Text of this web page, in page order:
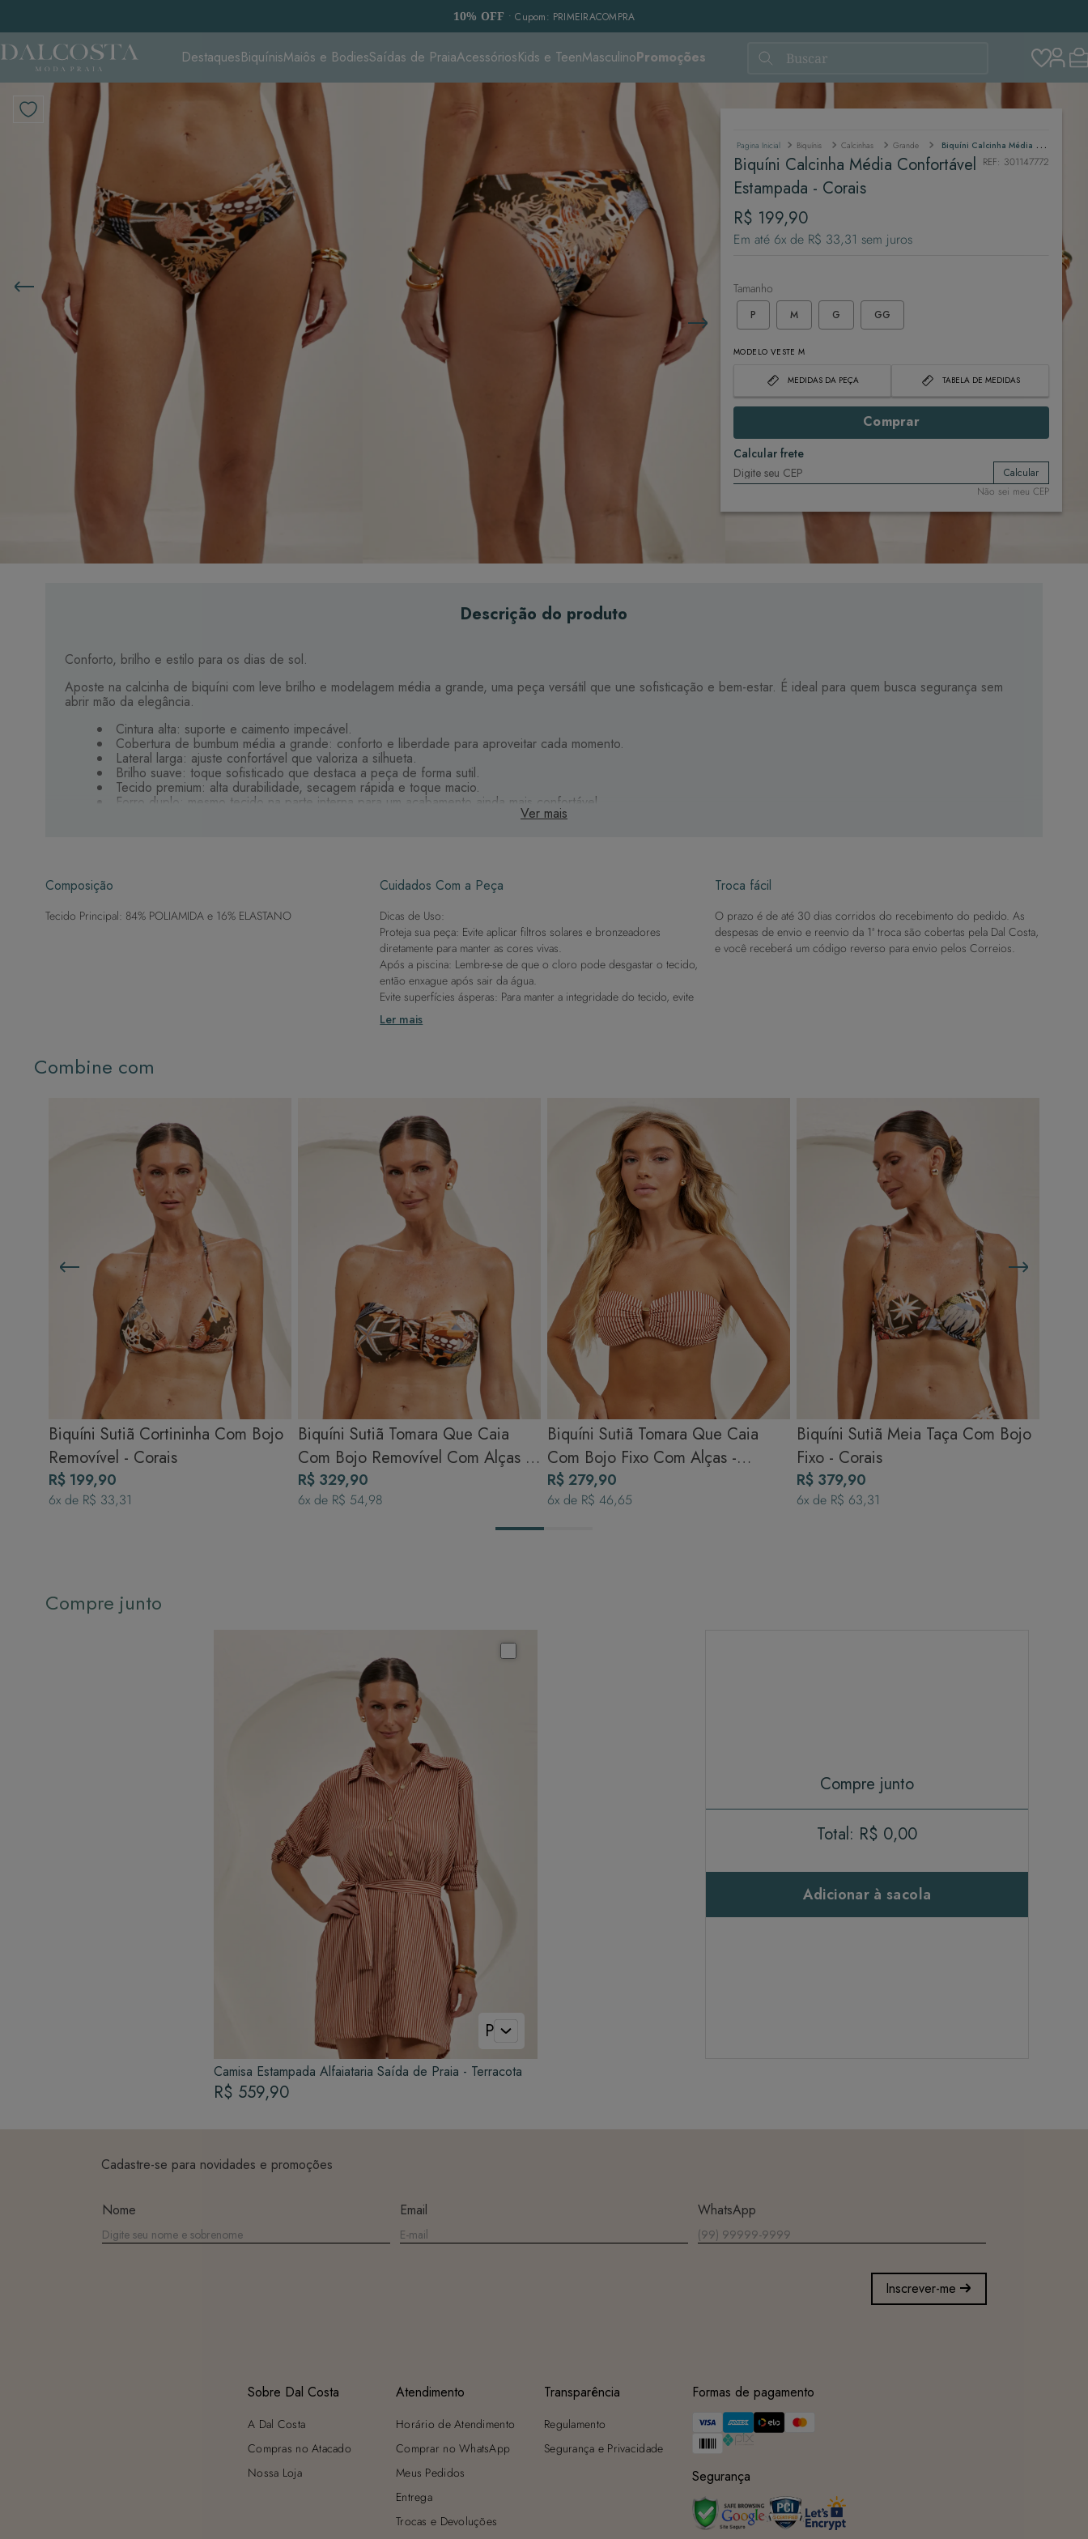
10% OFF • Cupom: PRIMEIRACOMPRA
DestaquesBiquínisMaiôs e BodiesSaídas de PraiaAcessóriosKids e TeenMasculinoPromoções Buscar
Biquínis Calcinhas Grande Biquíni Calcinha Média Confortável Estampada - Corais
Biquíni Calcinha Média Confortável
Estampada - Corais
R$ 199,90
Em até 6x de R$ 33,31 sem juros
REF: 301147772
Tamanho
P M G GG
MODELO VESTE M
MEDIDAS DA PEÇA TABELA DE MEDIDAS
Comprar
Calcular frete
Calcular
Não sei meu CEP
Descrição do produto
Conforto, brilho e estilo para os dias de sol.
Aposte na calcinha de biquíni com leve brilho e modelagem média a grande, uma peça versátil que une sofisticação e bem-estar. É ideal para quem busca segurança sem
abrir mão da elegância.
Cintura alta: suporte e caimento impecável.
Cobertura de bumbum média a grande: conforto e liberdade para aproveitar cada momento.
Lateral larga: ajuste confortável que valoriza a silhueta.
Brilho suave: toque sofisticado que destaca a peça de forma sutil.
Tecido premium: alta durabilidade, secagem rápida e toque macio.
Forro duplo: mesmo tecido na parte interna para um acabamento ainda mais confortável.
Ver mais
Composição
Tecido Principal: 84% POLIAMIDA e 16% ELASTANO
Cuidados Com a Peça
Dicas de Uso:
Proteja sua peça: Evite aplicar filtros solares e bronzeadores
diretamente para manter as cores vivas.
Após a piscina: Lembre-se de que o cloro pode desgastar o tecido,
então enxague após sair da água.
Evite superfícies ásperas: Para manter a integridade do tecido, evite
contato com superfícies rugosas.
Secagem ideal: Não deixe de molho nem guarde úmido. Seque à
sombra e evite a secadora.
Para cores vibrantes: Lave as peças antes do primeiro uso e siga as
dicas acima para manter as cores radiantes.
Ler mais
Troca fácil
O prazo é de até 30 dias corridos do recebimento do pedido. As
despesas de envio e reenvio da 1ª troca são cobertas pela Dal Costa,
e você receberá um código reverso para envio pelos Correios.
Combine com
Biquíni Sutiã Cortininha Com Bojo
Removível - Corais
R$ 199,90
6x de R$ 33,31
Biquíni Sutiã Tomara Que Caia
Com Bojo Removível Com Alças -
Corais
R$ 329,90
6x de R$ 54,98
Biquíni Sutiã Tomara Que Caia
Com Bojo Fixo Com Alças -
Terracota
R$ 279,90
6x de R$ 46,65
Biquíni Sutiã Meia Taça Com Bojo
Fixo - Corais
R$ 379,90
6x de R$ 63,31
Compre junto
P
Camisa Estampada Alfaiataria Saída de Praia - Terracota
R$ 559,90
Compre junto
Total: R$ 0,00
Adicionar à sacola
Cadastre-se para novidades e promoções
Nome Email WhatsApp
Inscrever-me
Sobre Dal Costa
A Dal Costa
Compras no Atacado
Nossa Loja
Atendimento
Horário de Atendimento
Comprar no WhatsApp
Meus Pedidos
Entrega
Trocas e Devoluções
Transparência
Regulamento
Segurança e Privacidade
Formas de pagamento
Segurança